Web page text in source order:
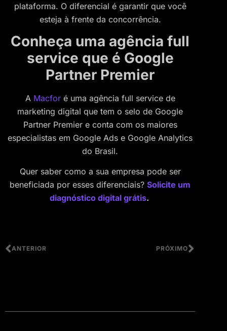
plataforma. O diferencial é garantir que você
esteja à frente da concorrência.
Conheça uma agência full
service que é Google
Partner Premier
A Macforé uma agência full service de
marketing digital que tem o selo de Google
Partner Premier e conta com os maiores
especialistas em Google Ads e Google Analytics
do Brasil.
Quer saber como a sua empresa pode ser
beneficiada por esses diferenciais? Solicite um
diagnóstico digital grátis.
ANTERIOR PRÓXIMO